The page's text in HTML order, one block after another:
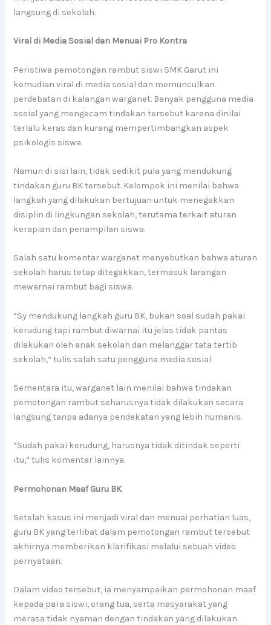
langsung di sekolah.
Viral di Media Sosial dan Menuai Pro Kontra
Peristiwa pemotongan rambut siswi SMK Garut ini
kemudian viral di media sosial dan memunculkan
perdebatan di kalangan warganet. Banyak pengguna media
sosial yang mengecam tindakan tersebut karena dinilai
terlalu keras dan kurang mempertimbangkan aspek
psikologis siswa.
Namun di sisi lain, tidak sedikit pula yang mendukung
tindakan guru BK tersebut. Kelompok ini menilai bahwa
langkah yang dilakukan bertujuan untuk menegakkan
disiplin di lingkungan sekolah, terutama terkait aturan
kerapian dan penampilan siswa.
Salah satu komentar warganet menyebutkan bahwa aturan
sekolah harus tetap ditegakkan, termasuk larangan
mewarnai rambut bagi siswa.
“Sy mendukung langkah guru BK, bukan soal sudah pakai
kerudung tapi rambut diwarnai itu jelas tidak pantas
dilakukan oleh anak sekolah dan melanggar tata tertib
sekolah,” tulis salah satu pengguna media sosial.
Sementara itu, warganet lain menilai bahwa tindakan
pemotongan rambut seharusnya tidak dilakukan secara
langsung tanpa adanya pendekatan yang lebih humanis.
“Sudah pakai kerudung, harusnya tidak ditindak seperti
itu,” tulis komentar lainnya.
Permohonan Maaf Guru BK
Setelah kasus ini menjadi viral dan menuai perhatian luas,
guru BK yang terlibat dalam pemotongan rambut tersebut
akhirnya memberikan klarifikasi melalui sebuah video
pernyataan.
Dalam video tersebut, ia menyampaikan permohonan maaf
kepada para siswi, orang tua, serta masyarakat yang
merasa tidak nyaman dengan tindakan yang dilakukan.